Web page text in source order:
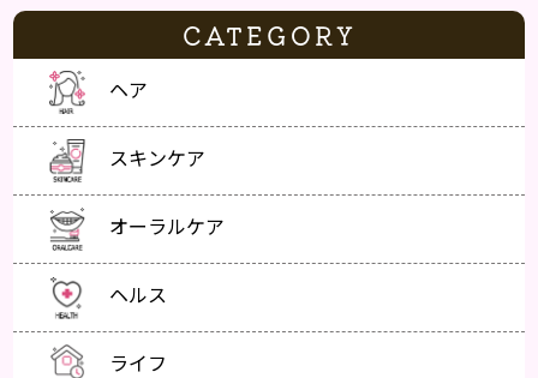
CATEGORY
ヘア
スキンケア
オーラルケア
ヘルス
ライフ